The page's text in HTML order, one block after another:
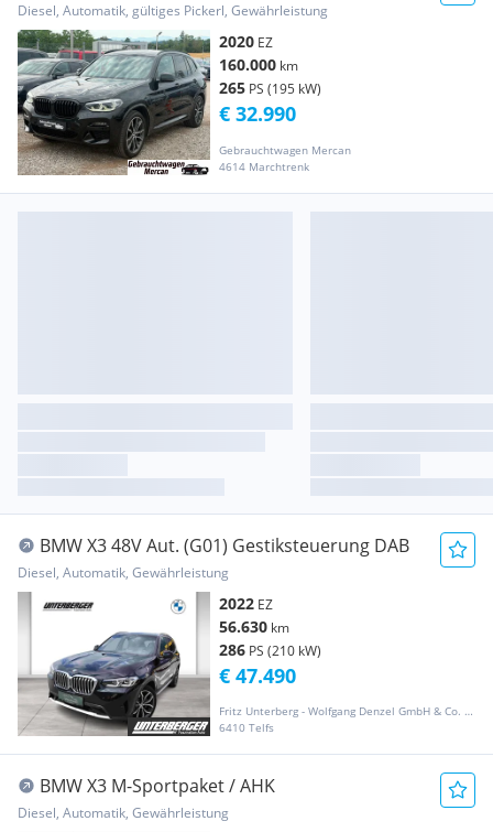
Diesel, Automatik, gültiges Pickerl, Gewährleistung
2020 EZ
160.000 km
265 PS (195 kW)
Gebrauchtwagen Mercan
4614 Marchtrenk
€ 32.990
BMW X3 48V Aut. (G01) Gestiksteuerung DAB
Diesel, Automatik, Gewährleistung
2022 EZ
56.630 km
286 PS (210 kW)
Fritz Unterberg - Wolfgang Denzel GmbH & Co. KG
6410 Telfs
€ 47.490
BMW X3 M-Sportpaket / AHK
Diesel, Automatik, Gewährleistung